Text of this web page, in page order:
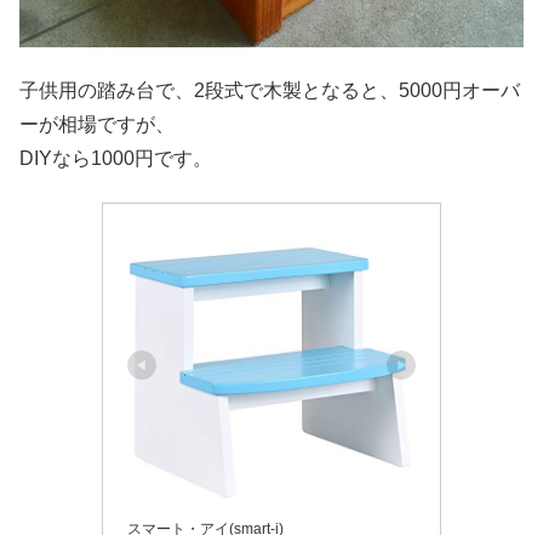
子供用の踏み台で、2段式で木製となると、5000円オーバ
ーが相場ですが、
DIYなら1000円です。
スマート・アイ(smart-i)